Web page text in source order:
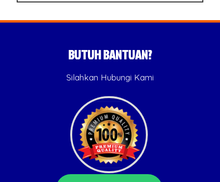
BUTUH BANTUAN?
Silahkan Hubungi Kami